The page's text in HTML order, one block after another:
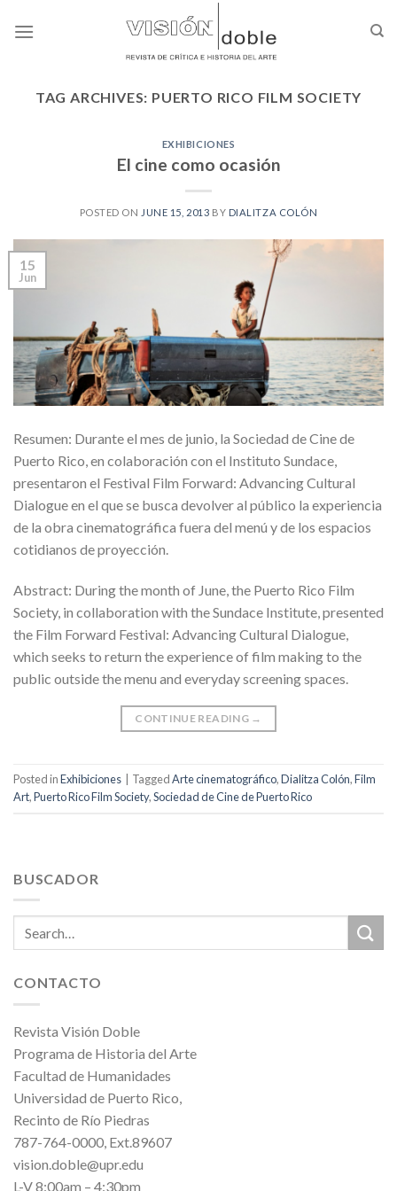
TAG ARCHIVES: PUERTO RICO FILM SOCIETY
EXHIBICIONES
El cine como ocasión
POSTED ON JUNE 15, 2013 BY DIALITZA COLÓN
15
Jun
Resumen: Durante el mes de junio, la Sociedad de Cine de
Puerto Rico, en colaboración con el Instituto Sundace,
presentaron el Festival Film Forward: Advancing Cultural
Dialogue en el que se busca devolver al público la experiencia
de la obra cinematográfica fuera del menú y de los espacios
cotidianos de proyección.
Abstract: During the month of June, the Puerto Rico Film
Society, in collaboration with the Sundace Institute, presented
the Film Forward Festival: Advancing Cultural Dialogue,
which seeks to return the experience of film making to the
public outside the menu and everyday screening spaces.
CONTINUE READING →
Posted inExhibiciones TaggedArte cinematográfico,Dialitza Colón,Film
Art,Puerto Rico Film Society,Sociedad de Cine de Puerto Rico
BUSCADOR
CONTACTO
Revista Visión Doble
Programa de Historia del Arte
Facultad de Humanidades
Universidad de Puerto Rico,
Recinto de Río Piedras
787-764-0000, Ext.89607
vision.doble@upr.edu
L-V 8:00am – 4:30pm